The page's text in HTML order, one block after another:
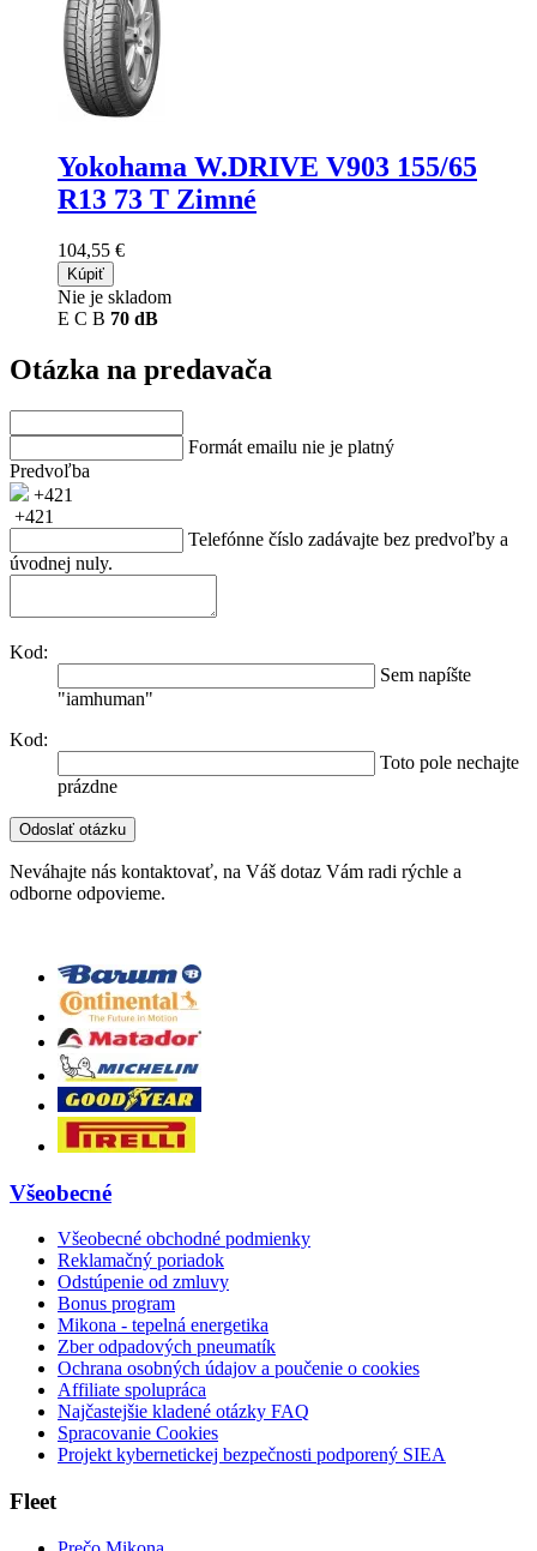
Yokohama W.DRIVE V903 155/65
R13 73 T Zimné
104,55 €
Kúpiť
Nie je skladom
E C B 70 dB
Otázka na predavača
Formát emailu nie je platný
Predvoľba
+421
+421
Telefónne číslo zadávajte bez predvoľby a
úvodnej nuly.
Kod:
Sem napíšte
"iamhuman"
Kod:
Toto pole nechajte
prázdne
Neváhajte nás kontaktovať, na Váš dotaz Vám radi rýchle a
odborne odpovieme.
Všeobecné
Všeobecné obchodné podmienky
Reklamačný poriadok
Odstúpenie od zmluvy
Bonus program
Mikona - tepelná energetika
Zber odpadových pneumatík
Ochrana osobných údajov a poučenie o cookies
Affiliate spolupráca
Najčastejšie kladené otázky FAQ
Spracovanie Cookies
Projekt kybernetickej bezpečnosti podporený SIEA
Fleet